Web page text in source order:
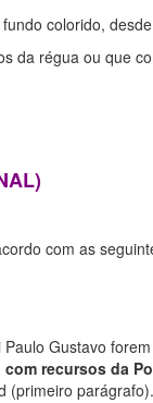
colorido,
da régua ou que
com as
Gustavo
com recursos da
(primeiro parágrafo).